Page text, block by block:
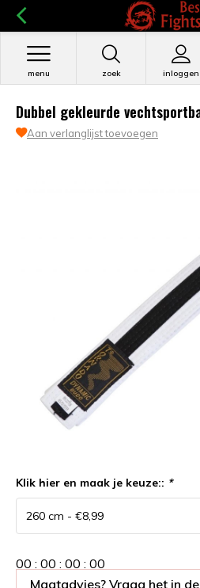
zoek inloggen
menu
Dubbel gekleurde
Aan verlanglijst toevoegen
Klik hier en maak je keuze:: *
00 : 00 : 00 : 00
Maatadvies? Vraag het in